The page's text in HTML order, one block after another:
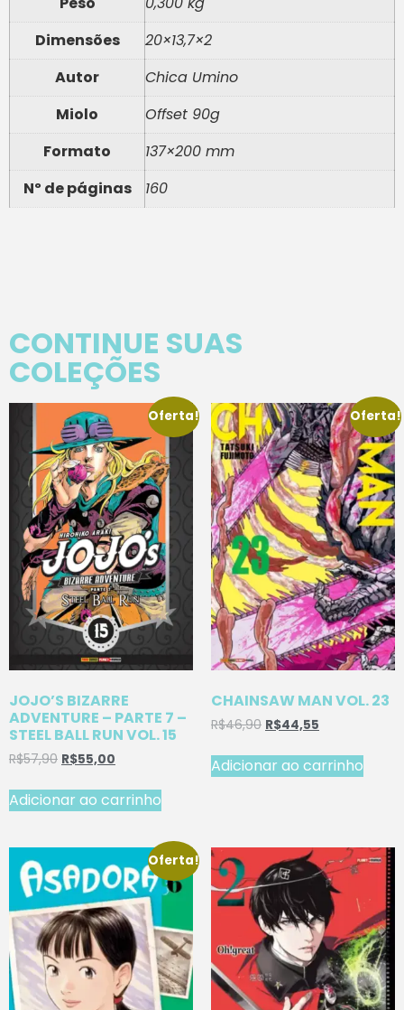
Dimensões
20×13,7×2
Autor
Chica Umino
Miolo
Offset 90g
Formato
137×200 mm
Nº de páginas
160
CONTINUE SUAS
COLEÇÕES
Oferta!
JOJO’S BIZARRE
ADVENTURE – PARTE 7 –
STEEL BALL RUN VOL. 15
R$57,90 R$55,00
Adicionar ao carrinho
Oferta!
CHAINSAW MAN VOL. 23
R$46,90 R$44,55
Adicionar ao carrinho
Oferta!